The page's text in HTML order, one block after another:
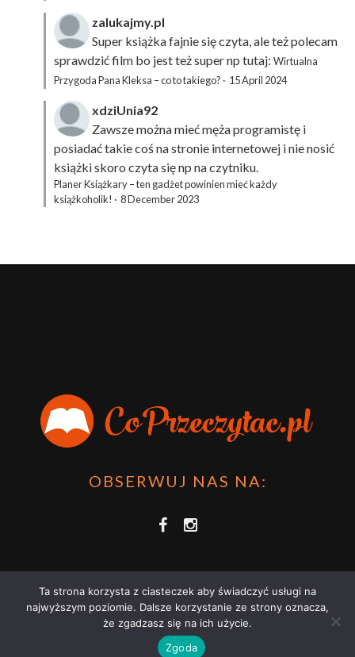
zalukajmy.pl
Super książka fajnie się czyta, ale też polecam
sprawdzić film bo jest też super np tutaj: Wirtualna
Przygoda Pana Kleksa – co to takiego? · 15 April 2024
xdziUnia92
Zawsze można mieć męża programistę i
posiadać takie coś na stronie internetowej i nie nosić
książki skoro czyta się np na czytniku.
Planer Książkary – ten gadżet powinien mieć każdy
książkoholik! · 8 December 2023
OBSERWUJ NAS NA:
COPRZECZYTAĆ.PL 2021 | STRONA WYKORZYSTUJE PLIKI COOKIES |
POLITYKĄ PRYWATNOŚCI
Ta strona korzysta z ciasteczek aby świadczyć usługi na
najwyższym poziomie. Dalsze korzystanie ze strony oznacza,
że zgadzasz się na ich użycie.
Zgoda